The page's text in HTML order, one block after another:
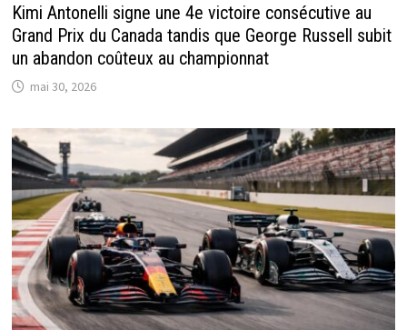
Kimi Antonelli signe une 4e victoire consécutive au
Grand Prix du Canada tandis que George Russell subit
un abandon coûteux au championnat
mai 30, 2026